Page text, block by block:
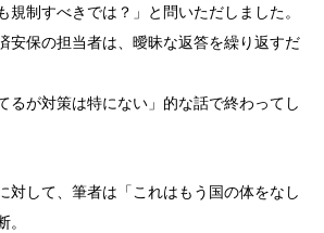
規制すべきでは？」と問いただしました。
安保の担当者は、曖昧な返答を繰り返すだ
るが対策は特にない」的な話で終わってし
対して、筆者は「これはもう国の体をなし